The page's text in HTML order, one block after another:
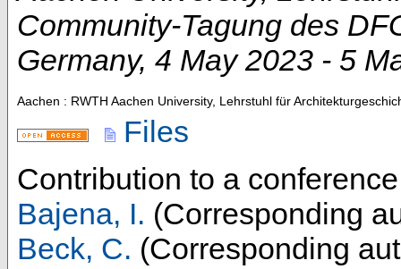
Community-Tagung des
Germany, 4 May 2023 - 5
Aachen : RWTH Aachen University, Lehrstuhl für
Files
Contribution to a
Bajena, I. (Corresponding
Beck, C. (Corresponding